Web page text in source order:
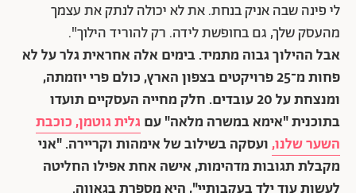
לי פינה שבה אניק בנחת. את לא יכולה לנתק את עצמך
מהעסק שלך, גם בחופשת לידה. רק להוריד הילוך".
אבל ההילוך גבוה מתמיד. בימים אלה אחראית גלר על לא
פחות מ־25 פרויקטים בצפון הארץ, כולם פרי יוזמתה,
ומנצחת על 20 עובדים. חלק מחייה העסקיים תועדו
בתוכנית "אימא במשרה מלאה" עםגלית גוטמן, כוכבת
השער שלנו,ועסקה בשילוב של אימהות וקריירה. "אני
מקבלת תגובות מדהימות, אישה אחת אפילו החליטה